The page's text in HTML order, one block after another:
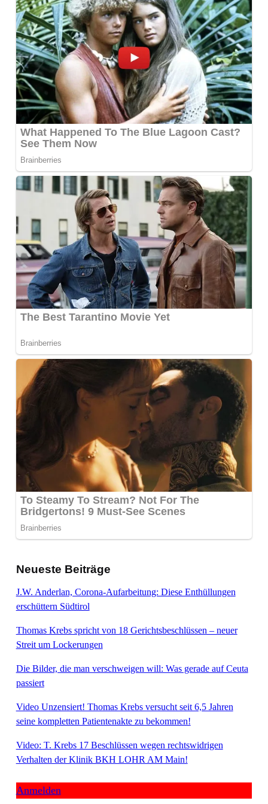
Neueste Beiträge
J.W. Anderlan, Corona-Aufarbeitung: Diese Enthüllungen
erschüttern Südtirol
Thomas Krebs spricht von 18 Gerichtsbeschlüssen – neuer
Streit um Lockerungen
Die Bilder, die man verschweigen will: Was gerade auf Ceuta
passiert
Video Unzensiert! Thomas Krebs versucht seit 6,5 Jahren
seine kompletten Patientenakte zu bekommen!
Video: T. Krebs 17 Beschlüssen wegen rechtswidrigen
Verhalten der Klinik BKH LOHR AM Main!
Anmelden